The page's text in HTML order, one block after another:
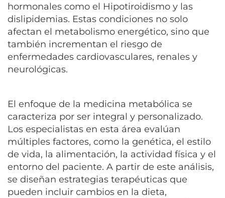
hormonales como el Hipotiroidismo y las
dislipidemias. Estas condiciones no solo
afectan el metabolismo energético, sino que
también incrementan el riesgo de
enfermedades cardiovasculares, renales y
neurológicas.
El enfoque de la medicina metabólica se
caracteriza por ser integral y personalizado.
Los especialistas en esta área evalúan
múltiples factores, como la genética, el estilo
de vida, la alimentación, la actividad física y el
entorno del paciente. A partir de este análisis,
se diseñan estrategias terapéuticas que
pueden incluir cambios en la dieta,